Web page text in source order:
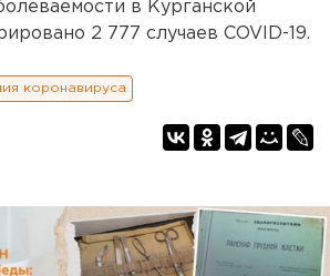
в Курганской
2 777 случаев COVID-19.
коронавируса